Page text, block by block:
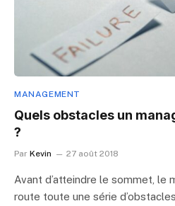
MANAGEMENT
Quels obstacles un
?
Par Kevin 27 août 2018
Avant d’atteindre le sommet, le
route toute une série